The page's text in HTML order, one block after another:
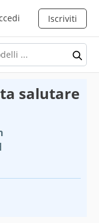
Iscriviti
salutare